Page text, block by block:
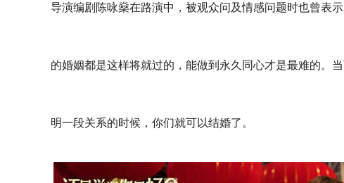
导演编剧陈咏燊在路演中，被观众问及情感问题时也曾表
的婚姻都是这样将就过的，能做到永久同心才是最难的。
明一段关系的时候，你们就可以结婚了。